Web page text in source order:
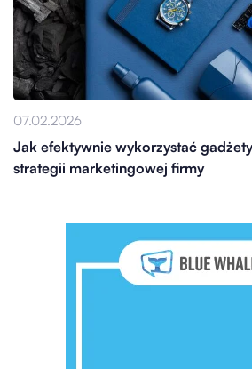
07.02.2026
Jak efektywnie wykorzystać
strategii marketingowej firmy